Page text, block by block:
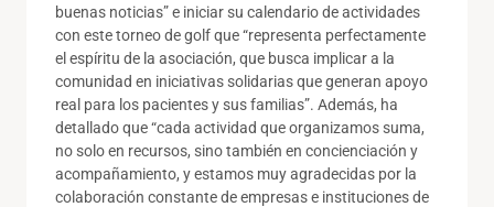
buenas noticias” e iniciar su calendario de actividades
con este torneo de golf que “representa perfectamente
el espíritu de la asociación, que busca implicar a la
comunidad en iniciativas solidarias que generan apoyo
real para los pacientes y sus familias”. Además, ha
detallado que “cada actividad que organizamos suma,
no solo en recursos, sino también en concienciación y
acompañamiento, y estamos muy agradecidas por la
colaboración constante de empresas e instituciones de